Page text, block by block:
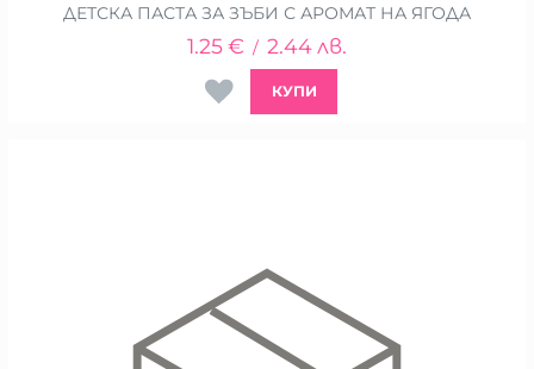
ДЕТСКА ПАСТА ЗА ЗЪБИ С АРОМАТ НА ЯГОДА
1.25€ / 2.44лв.
КУПИ